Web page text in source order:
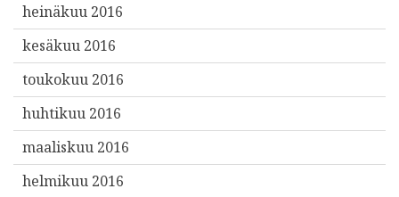
heinäkuu 2016
kesäkuu 2016
toukokuu 2016
huhtikuu 2016
maaliskuu 2016
helmikuu 2016